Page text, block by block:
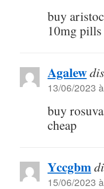
buy
10mg pills
Agalew
13/06/2023
buy
cheap
Yccgbm
15/06/2023